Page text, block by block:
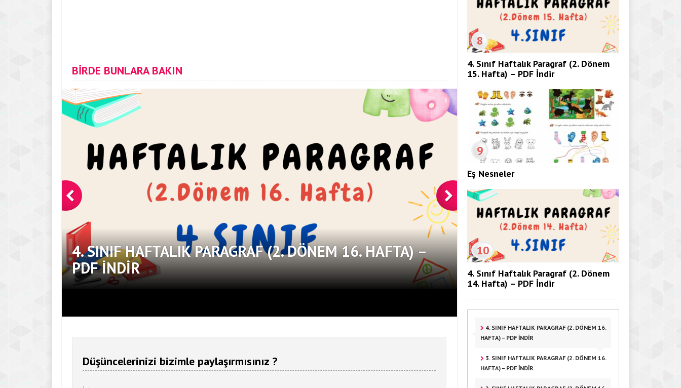
BİRDE BUNLARA BAKIN
4. SINIF HAFTALIK PARAGRAF (2. DÖNEM 16. HAFTA) –
PDF İNDIR
3. SINIF HAFTALIK PARAGRAF
PDF İNDIR
Düşüncelerinizi bizimle paylaşırmısınız ?
8
4. Sınıf Haftalık Paragraf (2. Dönem
15. Hafta) – PDF İndir
9
Eş Nesneler
10
4. Sınıf Haftalık Paragraf (2. Dönem
14. Hafta) – PDF İndir
4. SINIF HAFTALIK PARAGRAF (2. DÖNEM 16.
HAFTA) – PDF İNDIR
3. SINIF HAFTALIK PARAGRAF (2. DÖNEM 16.
HAFTA) – PDF İNDIR